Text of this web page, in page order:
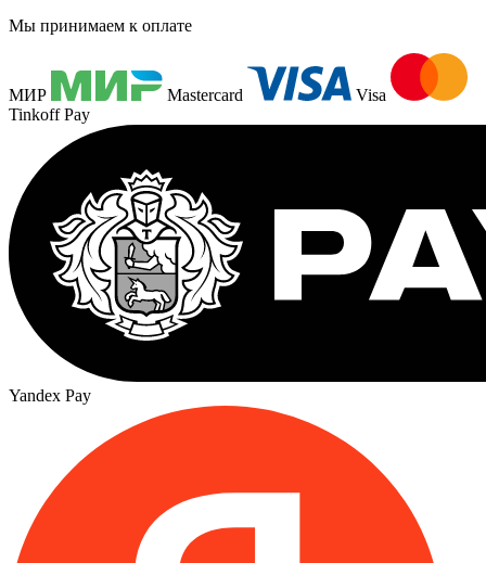
Мы принимаем к оплате
МИР Mastercard
Visa
Tinkoff Pay
Yandex Pay